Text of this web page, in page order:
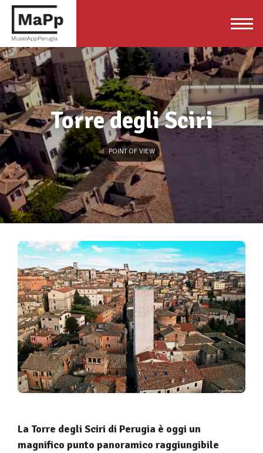
Torre degli Sciri
POINT OF VIEW
La Torre degli Sciri di Perugia è oggi un
magnifico punto panoramico raggiungibile